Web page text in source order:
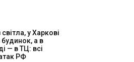
у Харкові
будинок, а в
— в ТЦ: всі
РФ